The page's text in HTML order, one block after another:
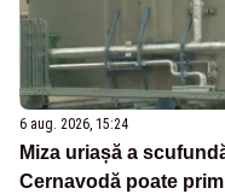
6 aug. 2026, 15:24
Miza uriașă a
Cernavodă poate